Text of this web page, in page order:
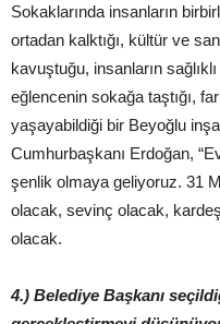
Sokaklarında insanların
ortadan kalktığı, kültür ve
kavuştuğu, insanların
eğlencenin sokağa taştığı,
yaşayabildiği bir Beyoğlu
Cumhurbaşkanı Erdoğan,
şenlik olmaya geliyoruz. 31
olacak, sevinç olacak,
olacak.
4.) Belediye Başkanı